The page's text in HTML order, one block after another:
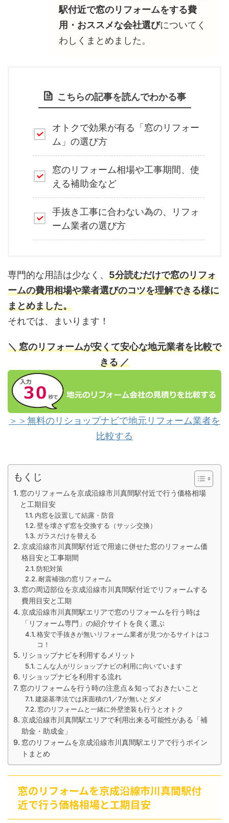
駅付近で窓のリフォームをする費
用・おススメな会社選びについてく
わしくまとめました。
こちらの記事を読んでわかる事
オトクで効果が有る「窓のリフォー
ム」の選び方
窓のリフォーム相場や工事期間、使
える補助金など
手抜き工事に合わない為の、リフォ
ーム業者の選び方
専門的な用語は少なく、 5分読むだけで窓のリフォ
ームの費用相場や業者選びのコツを理解できる様に
まとめました。
それでは、まいります！
＼ 窓のリフォームが安くて安心な地元業者を比較で
きる ／
＞＞無料のリショップナビで地元リフォーム業者を
比較する
もくじ
窓のリフォームを京成沿線市川真間駅付近で行う価格相場
と工期目安
内窓を設置して結露・防音
壁を壊さず窓を交換する（サッシ交換）
ガラスだけを替える
京成沿線市川真間駅付近で用途に併せた窓のリフォーム価
格目安と工事期間
防犯対策
耐震補強の窓リフォーム
窓の周辺部位を京成沿線市川真間駅付近でリフォームする
費用目安と工期
京成沿線市川真間駅エリアで窓のリフォームを行う時は
「リフォーム専門」の紹介サイトを良く選ぶ
格安で手抜きが無いリフォーム業者が見つかるサイトはコ
コ！
リショップナビを利用するメリット
こんな人がリショップナビの利用に向いています
リショップナビを利用する流れ
窓のリフォームを行う時の注意点＆知っておきたいこと
建築基準法では床面積の1／7が無いとダメ
窓のリフォームと一緒に外壁塗装も行うとオトク
京成沿線市川真間駅エリアで利用出来る可能性がある「補
助金・助成金」
窓のリフォームを京成沿線市川真間駅エリアで行うポイン
トまとめ
窓のリフォームを京成沿線市川真間駅付
近で行う価格相場と工期目安